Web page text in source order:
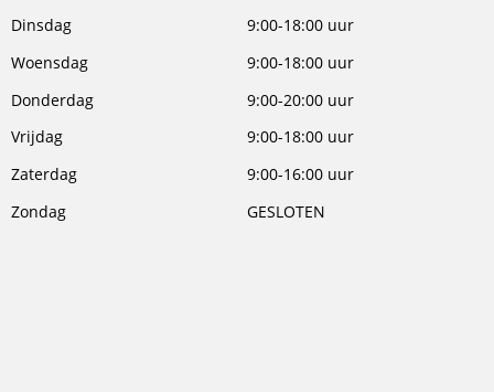
Dinsdag
9:00-18:00 uur
Woensdag
9:00-18:00 uur
Donderdag
9:00-20:00 uur
Vrijdag
9:00-18:00 uur
Zaterdag
9:00-16:00 uur
Zondag
GESLOTEN